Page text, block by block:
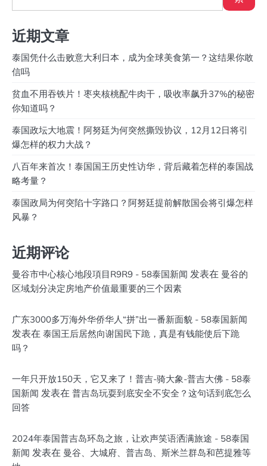
近期文章
泰国凭什么击败意大利日本，成为全球美食第一？这结果你敢
信吗
贫血不用吞铁片！枣夹核桃配牛肉干，吸收率飙升37%的秘密
你知道吗？
泰国政坛大地震！阿努廷为何突然撕毁协议，12月12日将引
爆怎样的权力大战？
八百年来首次！泰国国王历史性访华，背后藏着怎样的泰国战
略考量？
泰国政局为何突陷十字路口？阿努廷提前解散国会将引爆怎样
风暴？
近期评论
曼谷市中心核心地段項目R9R9 - 58泰国新闻 发表在 曼谷的
区域划分决定房地产价值最重要的三个因素
广东3000多万海外华侨华人“拼”出一番新面貌 - 58泰国新闻
发表在 泰国王后居然向谢国民下跪，真是有钱能使后下跪
吗？
一年只开放150天，它又来了！普吉-骑大象-普吉大佛 - 58泰
国新闻 发表在 普吉岛玩耍到底安全不安全？这句话到底怎么
回答
2024年泰国普吉岛环岛之旅，让欢声笑语洒满旅途 - 58泰国
新闻 发表在 曼谷、大城府、普吉岛、斯米兰群岛和芭提雅等